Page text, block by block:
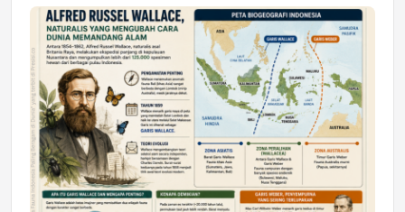
Jumat, 17 Jul 2026 22:30
DAERAH
Astra Motor Kalimantan Timur 2 Dukung
Mahasiswa Samarinda dalam Astra
Honda SDGs Future Leaders 2026
Jumat, 10 Jul 2026 19:01